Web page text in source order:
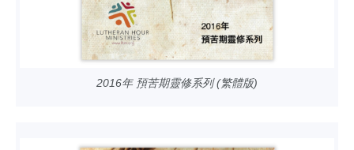
2016年 預苦期靈修系列 (繁體版)